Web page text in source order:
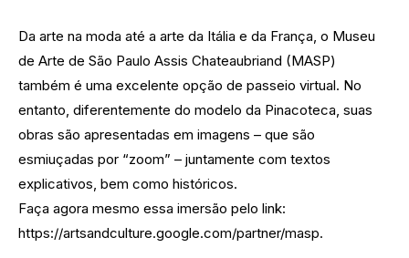
Da arte na moda até a arte da Itália e da França, o Museu
de Arte de São Paulo Assis Chateaubriand (MASP)
também é uma excelente opção de passeio virtual. No
entanto, diferentemente do modelo da Pinacoteca, suas
obras são apresentadas em imagens – que são
esmiuçadas por “zoom” – juntamente com textos
explicativos, bem como históricos.
Faça agora mesmo essa imersão pelo link:
https://artsandculture.google.com/partner/masp.